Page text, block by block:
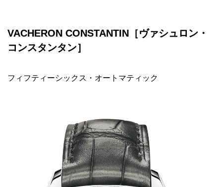
VACHERON CONSTANTIN［ヴァシュロン・
コンスタンタン］
フィフティーシックス・オートマティック